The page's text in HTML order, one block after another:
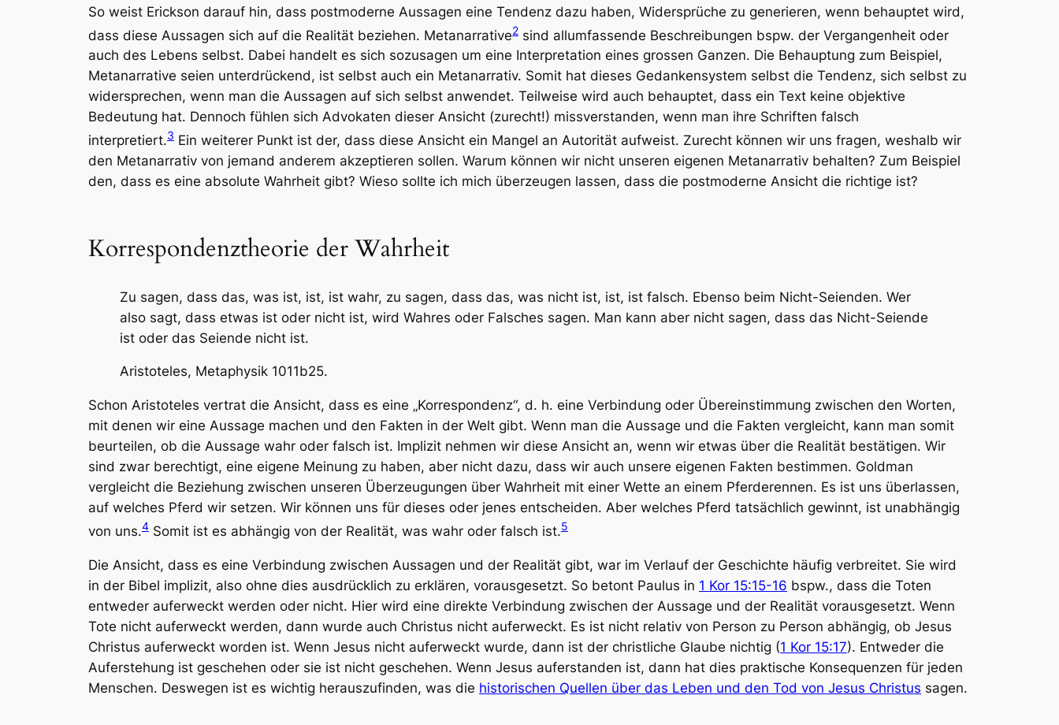
So weist Erickson darauf hin, dass postmoderne Aussagen eine Tendenz dazu haben, Widersprüche zu generieren, wenn behauptet wird,
dass diese Aussagen sich auf die Realität beziehen. Metanarrative2 sind allumfassende Beschreibungen bspw. der Vergangenheit oder
auch des Lebens selbst. Dabei handelt es sich sozusagen um eine Interpretation eines grossen Ganzen. Die Behauptung zum Beispiel,
Metanarrative seien unterdrückend, ist selbst auch ein Metanarrativ. Somit hat dieses Gedankensystem selbst die Tendenz, sich selbst zu
widersprechen, wenn man die Aussagen auf sich selbst anwendet. Teilweise wird auch behauptet, dass ein Text keine objektive
Bedeutung hat. Dennoch fühlen sich Advokaten dieser Ansicht (zurecht!) missverstanden, wenn man ihre Schriften falsch
interpretiert.3 Ein weiterer Punkt ist der, dass diese Ansicht ein Mangel an Autorität aufweist. Zurecht können wir uns fragen, weshalb wir
den Metanarrativ von jemand anderem akzeptieren sollen. Warum können wir nicht unseren eigenen Metanarrativ behalten? Zum Beispiel
den, dass es eine absolute Wahrheit gibt? Wieso sollte ich mich überzeugen lassen, dass die postmoderne Ansicht die richtige ist?
Korrespondenztheorie der Wahrheit
Zu sagen, dass das, was ist, ist, ist wahr, zu sagen, dass das, was nicht ist, ist, ist falsch. Ebenso beim Nicht-Seienden. Wer
also sagt, dass etwas ist oder nicht ist, wird Wahres oder Falsches sagen. Man kann aber nicht sagen, dass das Nicht-Seiende
ist oder das Seiende nicht ist.
Aristoteles, Metaphysik 1011b25.
Schon Aristoteles vertrat die Ansicht, dass es eine „Korrespondenz“, d. h. eine Verbindung oder Übereinstimmung zwischen den Worten,
mit denen wir eine Aussage machen und den Fakten in der Welt gibt. Wenn man die Aussage und die Fakten vergleicht, kann man somit
beurteilen, ob die Aussage wahr oder falsch ist. Implizit nehmen wir diese Ansicht an, wenn wir etwas über die Realität bestätigen. Wir
sind zwar berechtigt, eine eigene Meinung zu haben, aber nicht dazu, dass wir auch unsere eigenen Fakten bestimmen. Goldman
vergleicht die Beziehung zwischen unseren Überzeugungen über Wahrheit mit einer Wette an einem Pferderennen. Es ist uns überlassen,
auf welches Pferd wir setzen. Wir können uns für dieses oder jenes entscheiden. Aber welches Pferd tatsächlich gewinnt, ist unabhängig
von uns.4 Somit ist es abhängig von der Realität, was wahr oder falsch ist.5
Die Ansicht, dass es eine Verbindung zwischen Aussagen und der Realität gibt, war im Verlauf der Geschichte häufig verbreitet. Sie wird
in der Bibel implizit, also ohne dies ausdrücklich zu erklären, vorausgesetzt. So betont Paulus in 1 Kor 15:15-16 bspw., dass die Toten
entweder auferweckt werden oder nicht. Hier wird eine direkte Verbindung zwischen der Aussage und der Realität vorausgesetzt. Wenn
Tote nicht auferweckt werden, dann wurde auch Christus nicht auferweckt. Es ist nicht relativ von Person zu Person abhängig, ob Jesus
Christus auferweckt worden ist. Wenn Jesus nicht auferweckt wurde, dann ist der christliche Glaube nichtig (1 Kor 15:17). Entweder die
Auferstehung ist geschehen oder sie ist nicht geschehen. Wenn Jesus auferstanden ist, dann hat dies praktische Konsequenzen für jeden
Menschen. Deswegen ist es wichtig herauszufinden, was die historischen Quellen über das Leben und den Tod von Jesus Christus sagen.